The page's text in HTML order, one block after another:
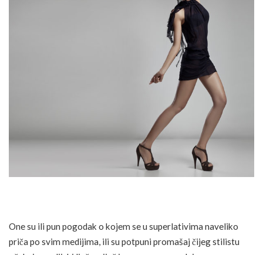
One su ili pun pogodak o kojem se u superlativima naveliko
priča po svim medijima, ili su potpuni promašaj čijeg stilistu